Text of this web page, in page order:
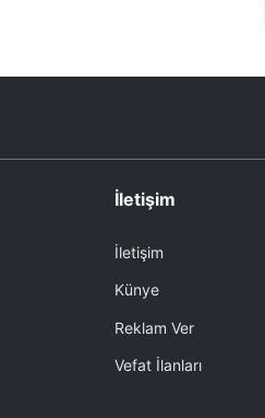
İletişim
İletişim
Künye
Reklam Ver
Vefat İlanları